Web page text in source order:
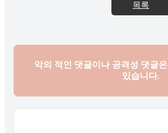
목록
악의 적인 댓글이나 공격성 댓글은
있습니다.